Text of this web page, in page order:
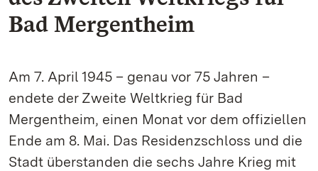
Bad Mergentheim
Am 7. April 1945 – genau vor 75 Jahren –
endete der Zweite Weltkrieg für Bad
Mergentheim, einen Monat vor dem offiziellen
Ende am 8. Mai. Das Residenzschloss und die
Stadt überstanden die sechs Jahre Krieg mit